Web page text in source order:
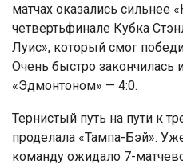
матчах оказались сильнее
четвертьфинале Кубка
Луис», который смог
Очень быстро закончилась
«Эдмонтоном» — 4:0.
Тернистый путь на пути к
проделала «Тампа-Бэй».
команду ожидало 7-